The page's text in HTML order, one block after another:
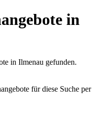
in
in Ilmenau gefunden.
für diese Suche per